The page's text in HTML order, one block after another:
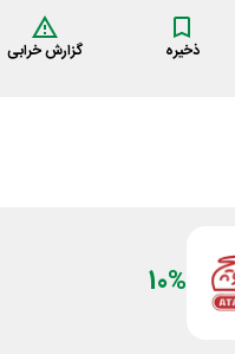
ذخیره گزارش خرابی
10%